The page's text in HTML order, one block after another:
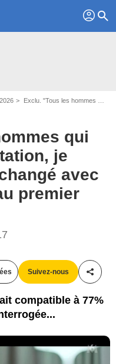
profil search
Exclu. "Tous les hommes qui m’écrivent en invitation, je supprime", on a échangé avec Ludivine (Mariés au premier regard)
qui
je
avec
premier
Suivez-nous
compatible à 77%
regard / M6